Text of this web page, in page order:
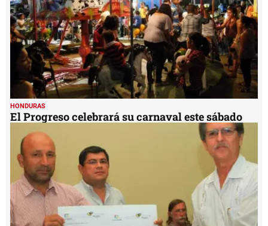
HONDURAS
El Progreso celebrará su carnaval este sábado